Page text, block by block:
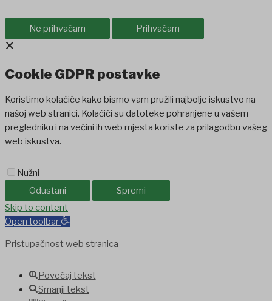
Ne prihvaćam Prihvaćam
×
Cookie GDPR postavke
Koristimo kolačiće kako bismo vam pružili najbolje iskustvo na
našoj web stranici. Kolačići su datoteke pohranjene u vašem
pregledniku i na većini ih web mjesta koriste za prilagodbu vašeg
web iskustva.
Nužni
Odustani
Spremi
Skip to content
Open toolbar
Pristupačnost web stranica
Povećaj tekst
Smanji tekst